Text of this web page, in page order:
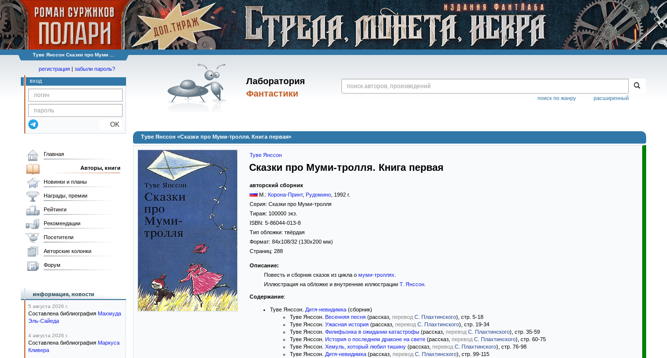
Туве Янссон Сказки про Муми ...
Лаборатория
Фантастики
расширенный
поиск по жанру
регистрация | забыли пароль?
вход
OK
Туве Янссон «Сказки про Муми-тролля. Книга первая»
Туве Янссон
Сказки про Муми-тролля. Книга первая
авторский сборник
М.: Корона-Принт, Рудомино 1992 г.
Серия: Сказки про Муми-тролля
Тираж: 100000 экз.
ISBN: 5-86044-013-8
Тип обложки: твёрдая
Формат: 84x108/32 (130x200 мм)
Страниц: 288
Описание:
Повесть и сборник сказок из цикла о муми-троллях
Иллюстрация на обложке и внутренние иллюстрации Т. Янссон.
Содержание:
Туве Янссон. Дитя-невидимка (сборник)
Туве Янссон. Весенняя песня (рассказ, перевод С. Плахтинского), стр. 5-18
Туве Янссон. Ужасная история (рассказ, перевод С. Плахтинского), стр. 19-34
Туве Янссон. Филифьонка в ожидании катастрофы (рассказ, перевод С. Плахтинского), стр. 35-59
Туве Янссон. История о последнем драконе на свете (рассказ, перевод С. Плахтинского), стр. 60-75
Туве Янссон. Хемуль, который любил тишину (рассказ, перевод С. Плахтинского), стр. 76-98
Туве Янссон. Дитя-невидимка (рассказ, перевод С. Плахтинского), стр. 99-115
Главная
Авторы, книги
Новинки и планы
Награды, премии
Рейтинги
Рекомендации
Посетители
Авторские колонки
Форум
информация, новости
5 августа 2026 г.
Составлена библиография Махмуда
Эль-Сайеда
4 августа 2026 г.
Составлена библиография Маркуса
Кливера